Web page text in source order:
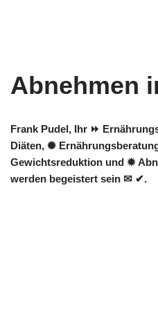
Abnehmen
Frank Pudel, Ihr ⏩
Diäten, ✺
Gewichtsreduktion und ✹
werden begeistert sein ✉ ✔.